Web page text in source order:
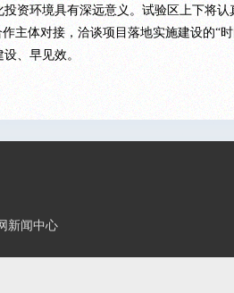
环境具有深远意义。试验区上下将认
主体对接，洽谈项目落地实施建设的“
、早见效。
新闻中心